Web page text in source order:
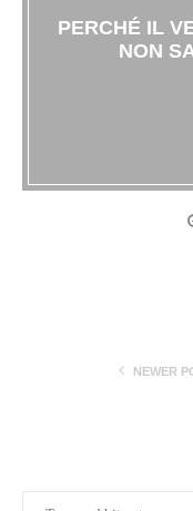
PERCHÉ IL
NON
NEWER